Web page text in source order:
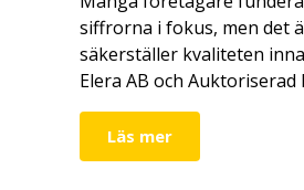
siffrorna i fokus, men det
säkerställer kvaliteten
Elera AB och
Läs mer